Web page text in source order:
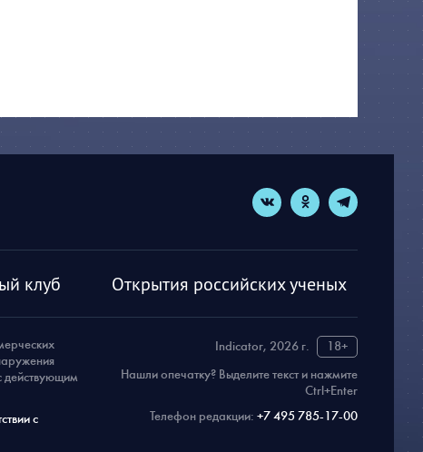
клуб Открытия российских ученых
Indicator, 2026 г.
18+
Нашли опечатку? Выделите текст и нажмите
Ctrl+Enter
Телефон редакции: +7 495 785-17-00
действующим
с